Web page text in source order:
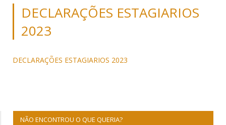
DECLARAÇÕES ESTAGIARIOS
2023
DECLARAÇÕES ESTAGIARIOS 2023
NÃO ENCONTROU O QUE QUERIA?